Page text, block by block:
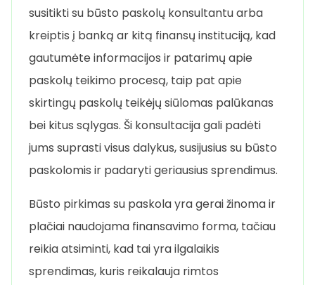
susitikti su būsto paskolų konsultantu arba
kreiptis į banką ar kitą finansų instituciją, kad
gautumėte informacijos ir patarimų apie
paskolų teikimo procesą, taip pat apie
skirtingų paskolų teikėjų siūlomas palūkanas
bei kitus sąlygas. Ši konsultacija gali padėti
jums suprasti visus dalykus, susijusius su būsto
paskolomis ir padaryti geriausius sprendimus.
Būsto pirkimas su paskola yra gerai žinoma ir
plačiai naudojama finansavimo forma, tačiau
reikia atsiminti, kad tai yra ilgalaikis
sprendimas, kuris reikalauja rimtos